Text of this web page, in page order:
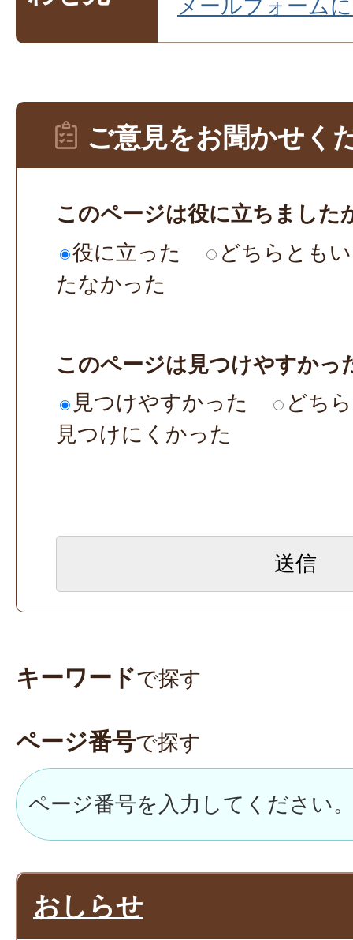
メールフォーム
ご意見をお聞かせく
このページは役に立ちました
役に立った
どちらとも
たなかった
このページは見つけやすかっ
見つけやすかった
どち
見つけにくかった
キーワードで探す
ページ番号で探す
おしらせ